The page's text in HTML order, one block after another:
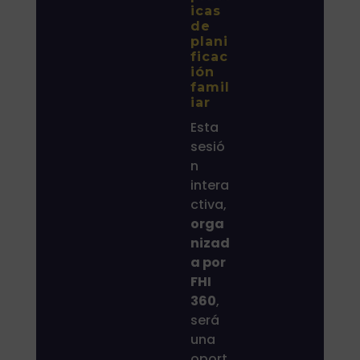
icas
de
plani
ficac
ión
famil
iar
Esta
sesió
n
intera
ctiva,
orga
nizad
a por
FHI
360,
será
una